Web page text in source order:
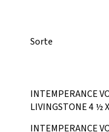
Sorte
INTEMPERANCE
LIVINGSTONE 4 ½
INTEMPERANCE